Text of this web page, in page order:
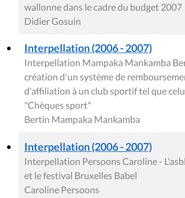
wallonne dans le cadre du budget 2007
Didier Gosuin
Interpellation (2006 - 2007)
Interpellation Mampaka Mankamba
création d'un système de
d'affiliation à un club sportif tel que
"Chèques sport"
Bertin Mampaka Mankamba
Interpellation (2006 - 2007)
Interpellation Persoons Caroline -
et le festival Bruxelles Babel
Caroline Persoons